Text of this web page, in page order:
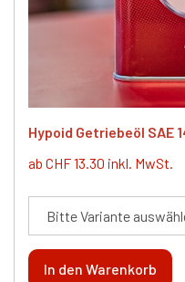
Hypoid Getriebeöl SAE
ab CHF 13.30 inkl. MwSt.